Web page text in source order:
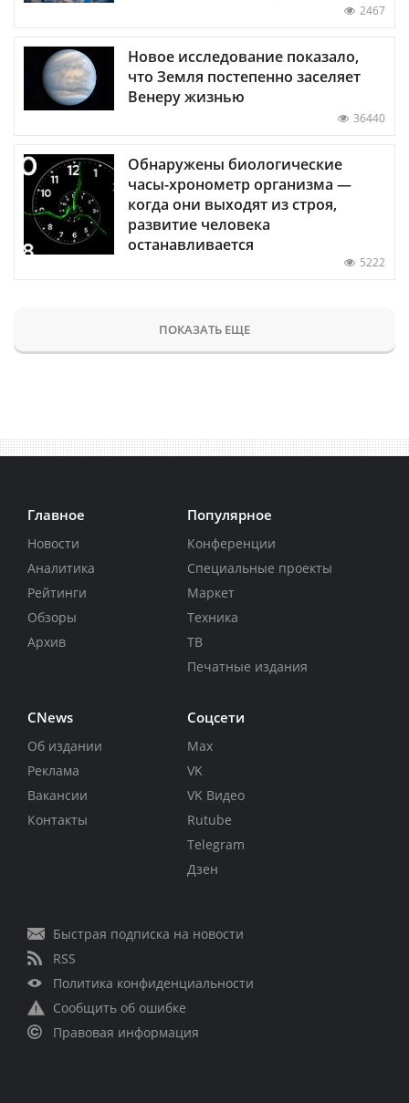
2467
Новое исследование показало,
что Земля постепенно заселяет
Венеру жизнью
36440
Обнаружены биологические
часы-хронометр организма —
когда они выходят из строя,
развитие человека
останавливается
5222
ПОКАЗАТЬ ЕЩЕ
Главное
Новости
Аналитика
Рейтинги
Обзоры
Архив
Популярное
Конференции
Специальные проекты
Маркет
Техника
ТВ
Печатные издания
CNews
Об издании
Реклама
Вакансии
Контакты
Соцсети
Max
VK
VK Видео
Rutube
Telegram
Дзен
Быстрая подписка на новости
RSS
Политика конфиденциальности
Сообщить об ошибке
Правовая информация